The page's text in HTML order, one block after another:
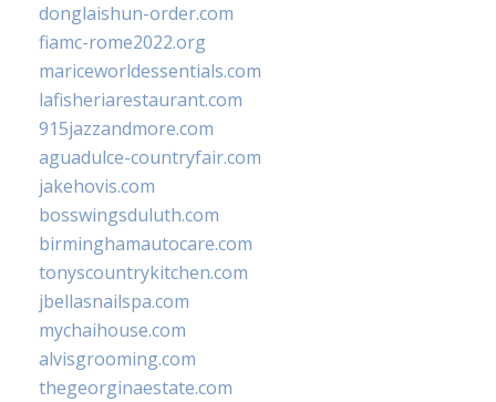
donglaishun-order.com
fiamc-rome2022.org
mariceworldessentials.com
lafisheriarestaurant.com
915jazzandmore.com
aguadulce-countryfair.com
jakehovis.com
bosswingsduluth.com
birminghamautocare.com
tonyscountrykitchen.com
jbellasnailspa.com
mychaihouse.com
alvisgrooming.com
thegeorginaestate.com